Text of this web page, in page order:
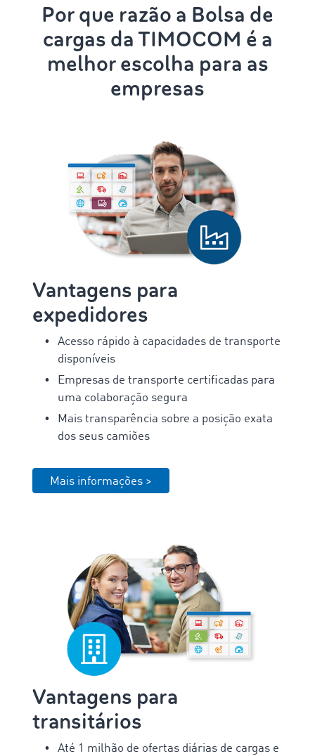
Por que razão a Bolsa de
cargas da TIMOCOM é a
melhor escolha para as
empresas
Vantagens para
expedidores
Acesso rápido à capacidades de transporte
disponíveis
Empresas de transporte certificadas para
uma colaboração segura
Mais transparência sobre a posição exata
dos seus camiões
Mais informações >
Vantagens para
transitários
Até 1 milhão de ofertas diárias de cargas e